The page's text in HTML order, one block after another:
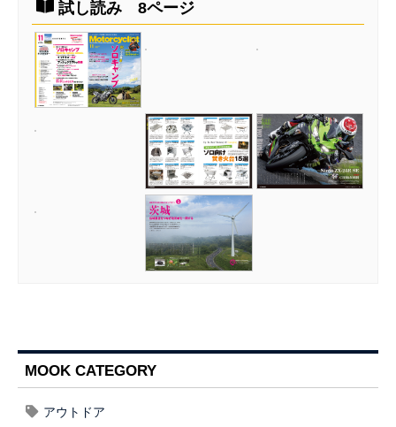
試し読み 8ページ
MOOK CATEGORY
アウトドア